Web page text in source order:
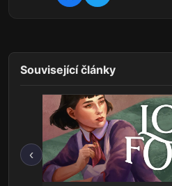
Související články
‹